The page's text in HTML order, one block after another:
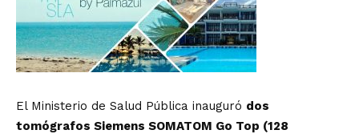
El Ministerio de Salud Pública inauguró dos
tomógrafos Siemens SOMATOM Go Top (128